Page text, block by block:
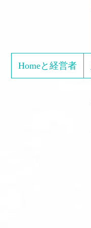
Homeと経営者